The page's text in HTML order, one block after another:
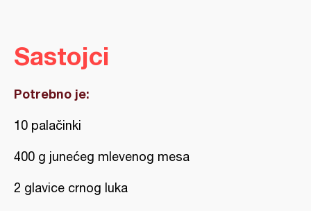
Sastojci
Potrebno je:
10 palačinki
400 g junećeg mlevenog mesa
2 glavice crnog luka